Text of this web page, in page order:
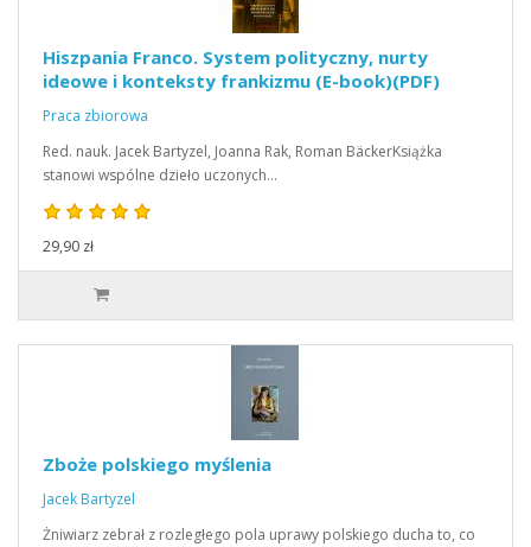
Hiszpania Franco. System polityczny, nurty
ideowe i konteksty frankizmu (E-book)(PDF)
Praca zbiorowa
Red. nauk. Jacek Bartyzel, Joanna Rak, Roman BäckerKsiążka
stanowi wspólne dzieło uczonych…
29,90 zł
Zboże polskiego myślenia
Jacek Bartyzel
Żniwiarz zebrał z rozległego pola uprawy polskiego ducha to, co